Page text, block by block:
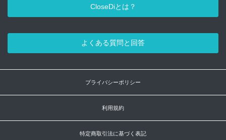
CloseDiとは？
よくある質問と回答
プライバシーポリシー
利用規約
特定商取引法に基づく表記